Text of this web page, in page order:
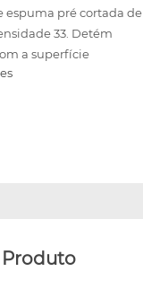
espuma pré cortada de
33. Detém
a superfície
uma variedade
os membros
Produto